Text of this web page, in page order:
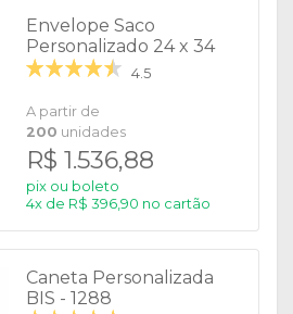
Envelope Saco
Personalizado 24 x 34
cm
4.5
A partir de
200 unidades
R$ 1.536,88
pix ou boleto
4x de R$ 396,90 no cartão
Caneta Personalizada
BIS - 1288